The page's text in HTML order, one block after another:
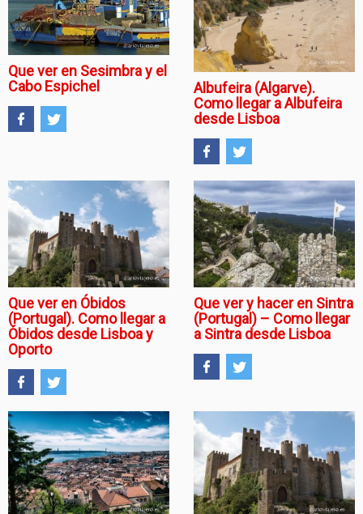
Que ver en Sesimbra y el
Cabo Espichel
Albufeira (Algarve).
Como llegar a Albufeira
desde Lisboa
Que ver en Óbidos
(Portugal). Como llegar a
Óbidos desde Lisboa y
Oporto
Que ver y hacer en Sintra
(Portugal) – Como llegar
a Sintra desde Lisboa